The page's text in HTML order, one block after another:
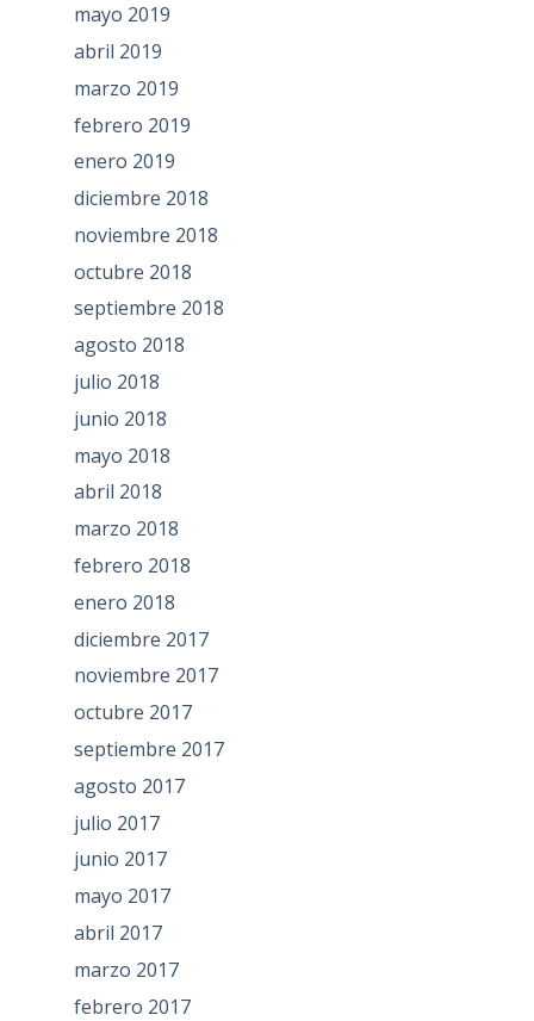
mayo 2019
abril 2019
marzo 2019
febrero 2019
enero 2019
diciembre 2018
noviembre 2018
octubre 2018
septiembre 2018
agosto 2018
julio 2018
junio 2018
mayo 2018
abril 2018
marzo 2018
febrero 2018
enero 2018
diciembre 2017
noviembre 2017
octubre 2017
septiembre 2017
agosto 2017
julio 2017
junio 2017
mayo 2017
abril 2017
marzo 2017
febrero 2017